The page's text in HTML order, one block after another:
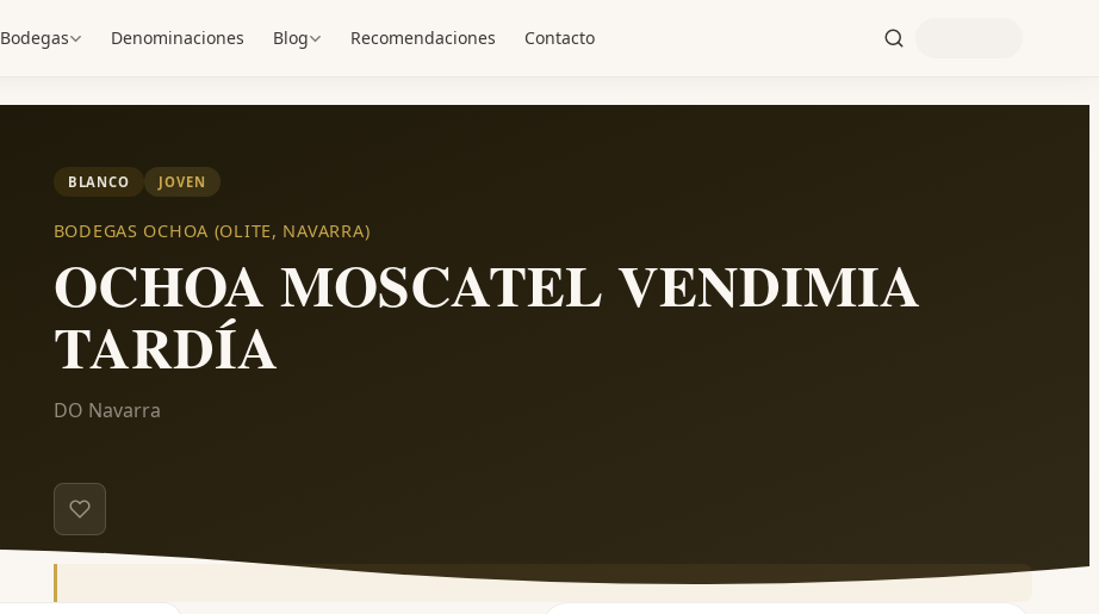
Bodegas Denominaciones Blog Recomendaciones Contacto
BLANCO JOVEN
BODEGAS OCHOA (OLITE, NAVARRA)
OCHOA MOSCATEL VENDIMIA
TARDÍA
DO Navarra